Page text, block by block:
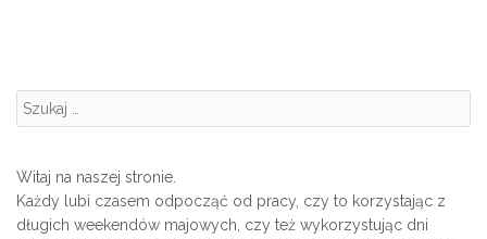
Szukanie:
Witaj na naszej stronie.
Każdy lubi czasem odpocząć od pracy, czy to korzystając z
długich weekendów majowych, czy też wykorzystując dni